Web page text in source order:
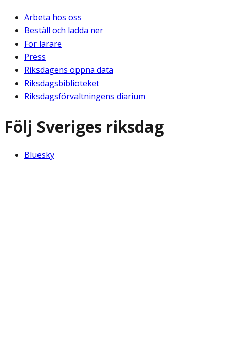
Arbeta hos oss
Beställ och ladda ner
För lärare
Press
Riksdagens öppna data
Riksdagsbiblioteket
Riksdagsförvaltningens diarium
Följ Sveriges riksdag
Bluesky